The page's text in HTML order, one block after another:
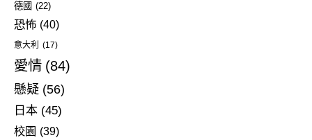
德國 (22)
恐怖 (40)
意大利 (17)
愛情 (84)
懸疑 (56)
日本 (45)
校園 (39)